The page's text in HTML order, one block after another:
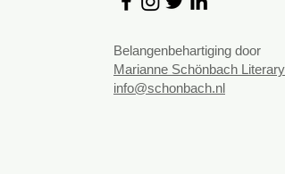
Belangenbehartiging door
Marianne Schönbach
info@schonbach.nl